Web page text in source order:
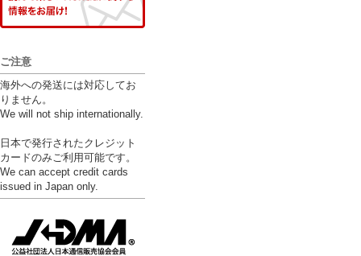
ご注意
海外への発送には対応してお
りません。
We will not ship internationally.
日本で発行されたクレジット
カードのみご利用可能です。
We can accept credit cards
issued in Japan only.